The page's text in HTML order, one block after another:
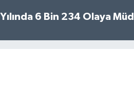
6 Bin 234 Olaya